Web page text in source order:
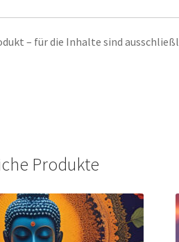
– für die Inhalte sind
Produkte